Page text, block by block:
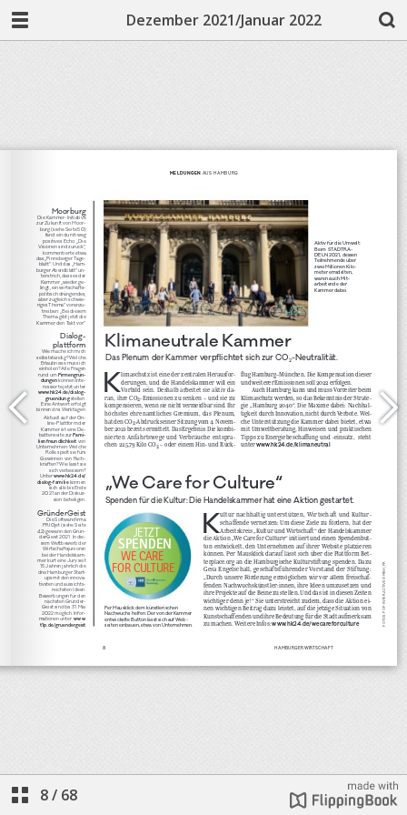
Dezember 2021/Januar 2022
8/ 68